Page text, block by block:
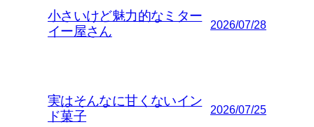
小さいけど魅力的なミター
イー屋さん
2026/07/28
実はそんなに甘くないイン
ド菓子
2026/07/25